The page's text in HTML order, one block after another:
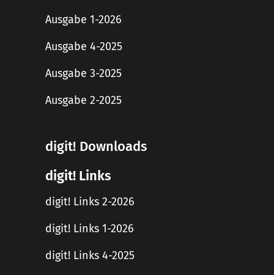
Ausgabe 1-2026
Ausgabe 4-2025
Ausgabe 3-2025
Ausgabe 2-2025
digit! Downloads
digit! Links
digit! Links 2-2026
digit! Links 1-2026
digit! Links 4-2025